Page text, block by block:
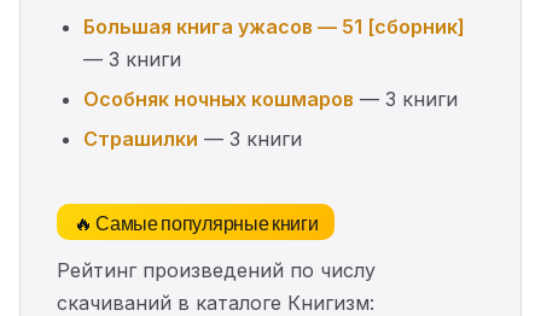
Большая книга ужасов — 51 [сборник]
— 3 книги
Особняк ночных кошмаров — 3 книги
Страшилки — 3 книги
🔥 Самые популярные книги
Рейтинг произведений по числу
скачиваний в каталоге Книгизм: